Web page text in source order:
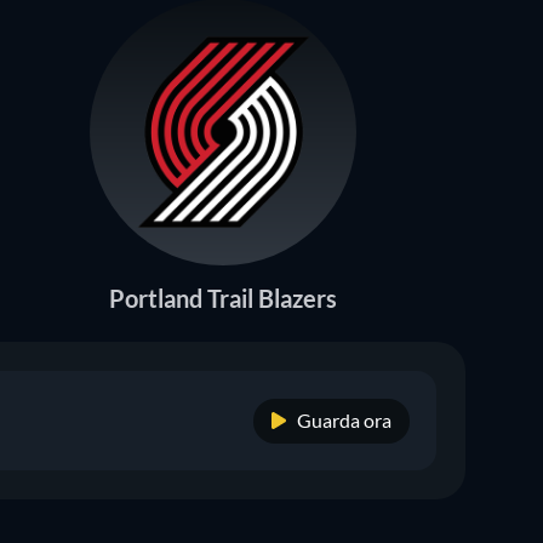
Portland Trail Blazers
Guarda ora